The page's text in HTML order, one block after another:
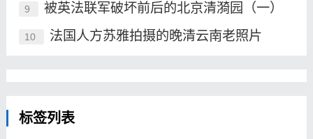
9 被英法联军破坏前后的北京清漪园（一）
10 法国人方苏雅拍摄的晚清云南老照片
标签列表